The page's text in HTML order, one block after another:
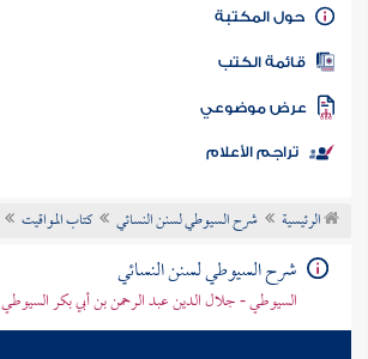
كتاب الأمة
المكتبة
الكتب
موضوعي
تراجم الأعلام
الرئيسية شرح السيوطي لسنن النسائي كتاب المواقيت
شرح السيوطي لسنن النسائي
السيوطي - جلال الدين عبد الرحمن بن أبي بكر السيوطي